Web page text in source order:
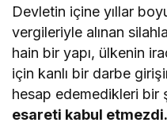
Devletin içine yıllar
vergileriyle alınan
hain bir yapı, ülkenin
için kanlı bir darbe
hesap edemedikleri bir
esareti kabul etmezdi.